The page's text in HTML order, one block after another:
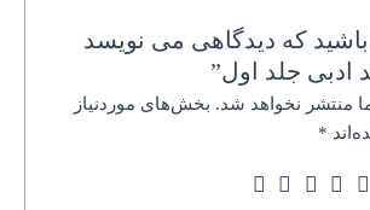
که دیدگاهی می نویسد
ادبی جلد اول”
منتشر نخواهد شد. بخش‌های موردنیاز
*